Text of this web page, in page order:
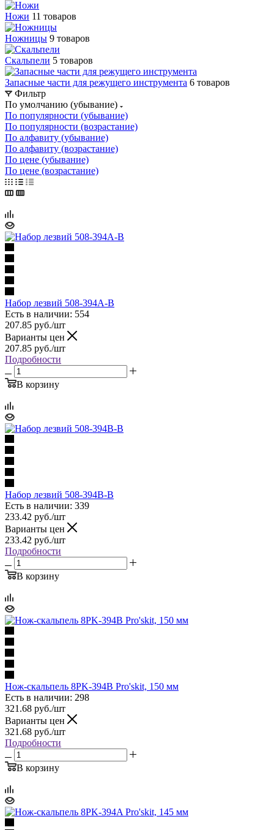
Ножи 11 товаров
Ножницы 9 товаров
Скальпели 5 товаров
Запасные части для режущего инструмента 6 товаров
Фильтр
По умолчанию (убывание)
По популярности (убывание)
По популярности (возрастание)
По алфавиту (убывание)
По алфавиту (возрастание)
По цене (убывание)
По цене (возрастание)
Набор лезвий 508-394A-B
Есть в наличии: 554
207.85 руб./шт
Варианты цен
207.85 руб./шт
Подробности
В корзину
Набор лезвий 508-394B-B
Есть в наличии: 339
233.42 руб./шт
Варианты цен
233.42 руб./шт
Подробности
В корзину
Нож-скальпель 8PK-394B Pro'skit, 150 мм
Есть в наличии: 298
321.68 руб./шт
Варианты цен
321.68 руб./шт
Подробности
В корзину